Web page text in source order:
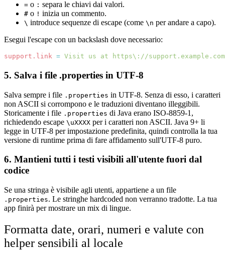
= o : separa le chiavi dai valori.
# o ! inizia un commento.
\ introduce sequenze di escape (come \n per andare a capo).
Esegui l'escape con un backslash dove necessario:
support.link = Visit us at https\: //support.example.com
5. Salva i file .properties in UTF-8
Salva sempre i file .properties in UTF-8. Senza di esso, i caratteri
non ASCII si corrompono e le traduzioni diventano illeggibili.
Storicamente i file .properties di Java erano ISO-8859-1,
richiedendo escape \uXXXX per i caratteri non ASCII. Java 9+ li
legge in UTF-8 per impostazione predefinita, quindi controlla la tua
versione di runtime prima di fare affidamento sull'UTF-8 puro.
6. Mantieni tutti i testi visibili all'utente fuori dal
codice
Se una stringa è visibile agli utenti, appartiene a un file
.properties. Le stringhe hardcoded non verranno tradotte. La tua
app finirà per mostrare un mix di lingue.
Formatta date, orari, numeri e valute con
helper sensibili al locale